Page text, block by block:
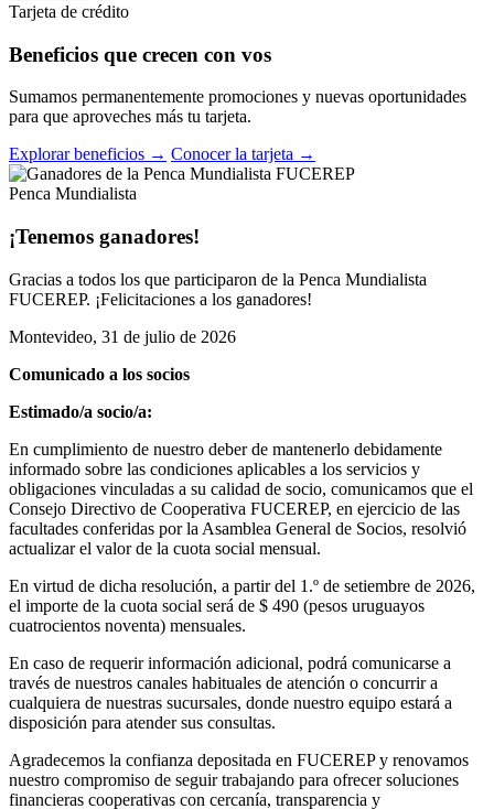
Tarjeta de crédito
Beneficios que crecen con vos
Sumamos permanentemente promociones y nuevas oportunidades
para que aproveches más tu tarjeta.
Explorar beneficios → Conocer la tarjeta →
Penca Mundialista
¡Tenemos ganadores!
Gracias a todos los que participaron de la Penca Mundialista
FUCEREP. ¡Felicitaciones a los ganadores!
Montevideo, 31 de julio de 2026
Comunicado a los socios
Estimado/a socio/a:
En cumplimiento de nuestro deber de mantenerlo debidamente
informado sobre las condiciones aplicables a los servicios y
obligaciones vinculadas a su calidad de socio, comunicamos que el
Consejo Directivo de Cooperativa FUCEREP, en ejercicio de las
facultades conferidas por la Asamblea General de Socios, resolvió
actualizar el valor de la cuota social mensual.
En virtud de dicha resolución, a partir del 1.º de setiembre de 2026,
el importe de la cuota social será de $ 490 (pesos uruguayos
cuatrocientos noventa) mensuales.
En caso de requerir información adicional, podrá comunicarse a
través de nuestros canales habituales de atención o concurrir a
cualquiera de nuestras sucursales, donde nuestro equipo estará a
disposición para atender sus consultas.
Agradecemos la confianza depositada en FUCEREP y renovamos
nuestro compromiso de seguir trabajando para ofrecer soluciones
financieras cooperativas con cercanía, transparencia y